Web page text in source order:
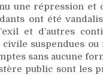
une répression
ont été
et d’autres
suspendues
sans aucune
public sont les